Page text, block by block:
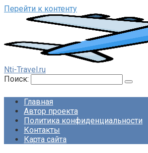
Перейти к контенту
Nti-Travel.ru
Поиск:
Главная
Автор проекта
Политика конфиденциальности
Контакты
Карта сайта